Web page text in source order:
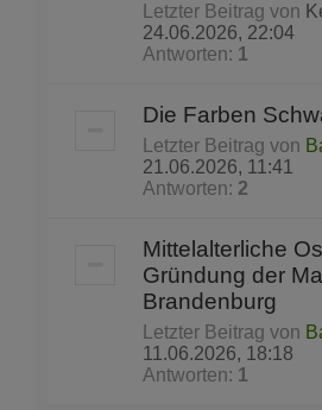
Letzter Beitrag von
24.06.2026, 22:04
Antworten: 1
Die Farben
Letzter Beitrag von
21.06.2026, 11:41
Antworten: 2
Mittelalterliche
Gründung der
Brandenburg
Letzter Beitrag von
11.06.2026, 18:18
Antworten: 1